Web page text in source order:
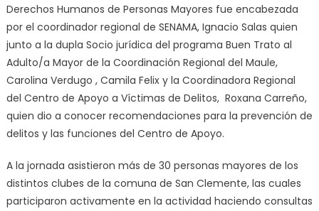
Derechos Humanos de Personas Mayores fue encabezada
por el coordinador regional de SENAMA, Ignacio Salas quien
junto a la dupla Socio jurídica del programa Buen Trato al
Adulto/a Mayor de la Coordinación Regional del Maule,
Carolina Verdugo , Camila Felix y la Coordinadora Regional
del Centro de Apoyo a Víctimas de Delitos, Roxana Carreño,
quien dio a conocer recomendaciones para la prevención de
delitos y las funciones del Centro de Apoyo.
A la jornada asistieron más de 30 personas mayores de los
distintos clubes de la comuna de San Clemente, las cuales
participaron activamente en la actividad haciendo consultas